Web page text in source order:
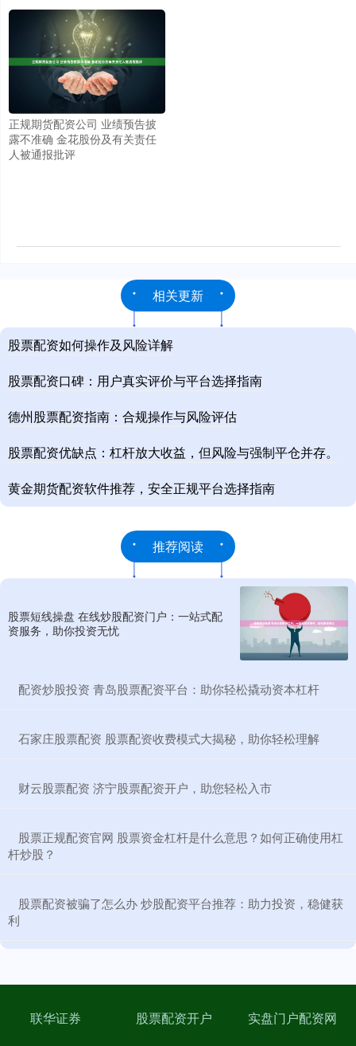
正规期货配资公司 业绩预告披
露不准确 金花股份及有关责任
人被通报批评
相关更新
股票配资如何操作及风险详解
股票配资口碑：用户真实评价与平台选择指南
德州股票配资指南：合规操作与风险评估
股票配资优缺点：杠杆放大收益，但风险与强制平仓并存。
黄金期货配资软件推荐，安全正规平台选择指南
推荐阅读
股票短线操盘 在线炒股配资门户：一站式配
资服务，助你投资无忧
​配资炒股投资 青岛股票配资平台：助你轻松撬动资本杠杆
​石家庄股票配资 股票配资收费模式大揭秘，助你轻松理解
​财云股票配资 济宁股票配资开户，助您轻松入市
​股票正规配资官网 股票资金杠杆是什么意思？如何正确使用杠
杆炒股？
​股票配资被骗了怎么办 炒股配资平台推荐：助力投资，稳健获
利
联华证券 股票配资开户 实盘门户配资网